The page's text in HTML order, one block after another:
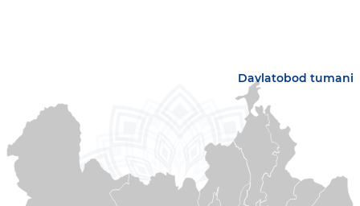
Davlatobod tumani